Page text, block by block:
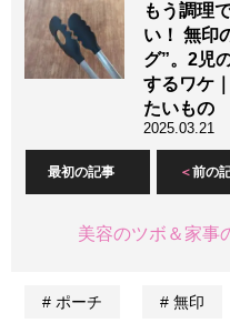
もう調理
い！ 無印
グ”。2児
するワケ
たいもの
2025.03.21
最初の記事 前の
美容のツボ＆家事
ポーチ 無印